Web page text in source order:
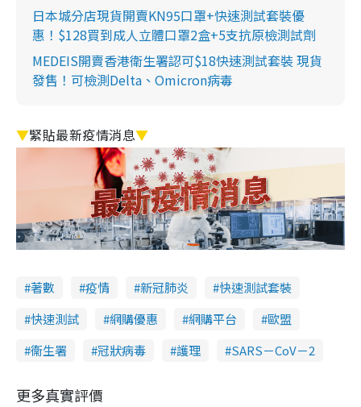
日本城分店現貨開賣KN95口罩+快速測試套裝優
惠！$128買到成人立體口罩2盒+5支抗原檢測試劑
MEDEIS開賣香港衛生署認可$18快速測試套裝 現貨
發售！可檢測Delta、Omicron病毒
▼緊貼最新疫情消息▼
著數 疫情 新冠肺炎
快速測試套裝
快速測試
網購優惠 網購平台
歐盟
衞生署
冠狀病毒 護理 SARS－CoV－2
更多真實評價